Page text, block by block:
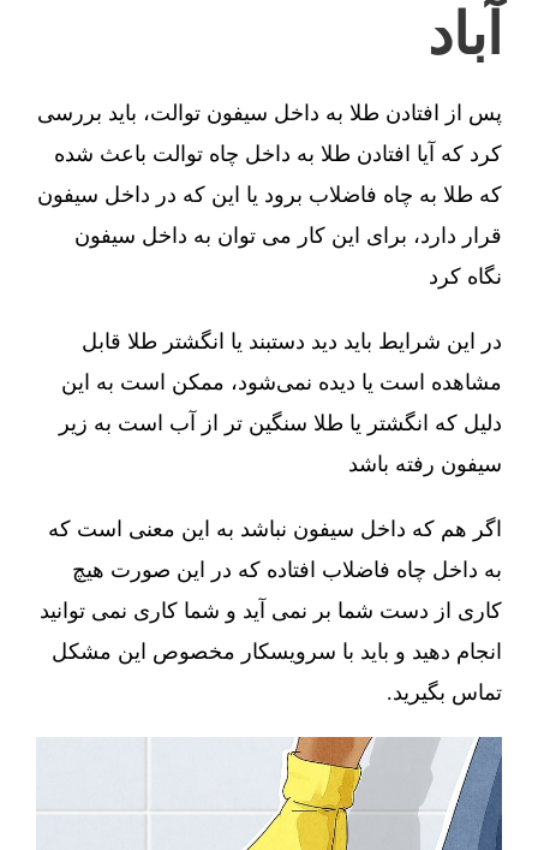
آباد
پس از افتادن طلا به داخل سیفون توالت، باید بررسی
کرد که آیا افتادن طلا به داخل چاه توالت باعث شده
که طلا به چاه فاضلاب برود یا این که در داخل سیفون
قرار دارد، برای این کار می توان به داخل سیفون
نگاه کرد
در این شرایط باید دید دستبند یا انگشتر طلا قابل
مشاهده است یا دیده نمی‌شود، ممکن است به این
دلیل که انگشتر یا طلا سنگین تر از آب است به زیر
سیفون رفته باشد
اگر هم که داخل سیفون نباشد به این معنی است که
به داخل چاه فاضلاب افتاده که در این صورت هیچ
کاری از دست شما بر نمی آید و شما کاری نمی توانید
انجام دهید و باید با سرویسکار مخصوص این مشکل
تماس بگیرید.